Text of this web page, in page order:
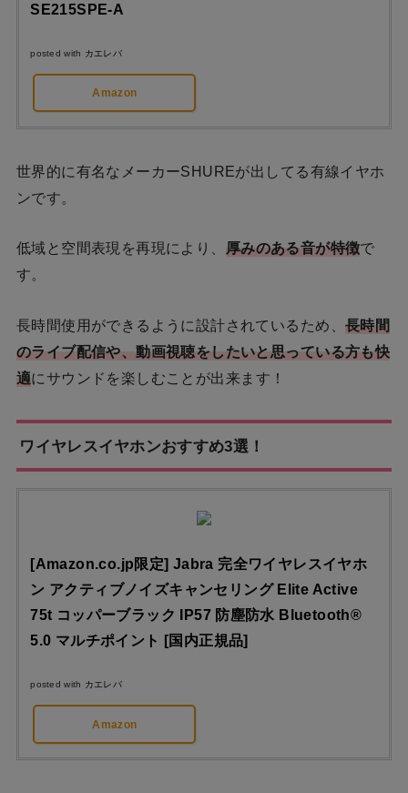
SE215SPE-A
posted with カエレバ
Amazon
世界的に有名なメーカーSHUREが出してる有線イヤホ
ンです。
低域と空間表現を再現により、 厚みのある音が特徴で
す。
長時間使用ができるように設計されているため、 長時間
のライブ配信や、動画視聴をしたいと思っている方も快
適にサウンドを楽しむことが出来ます！
ワイヤレスイヤホンおすすめ3選！
[Amazon.co.jp限定] Jabra 完全ワイヤレスイヤホ
ン アクティブノイズキャンセリング Elite Active
75t コッパーブラック IP57 防塵防水 Bluetooth®
5.0 マルチポイント [国内正規品]
posted with カエレバ
Amazon